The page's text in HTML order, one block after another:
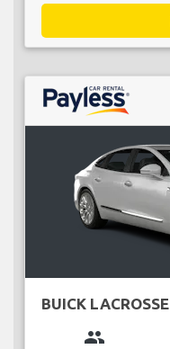
BUICK LACROSSE
group